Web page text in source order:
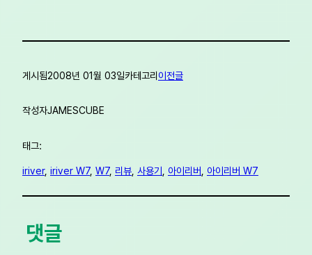
게시됨2008년 01월 03일카테고리이전글
작성자JAMESCUBE
태그:
iriver, iriver W7, W7, 리뷰 사용기 아이리버 아이리버 W7
댓글